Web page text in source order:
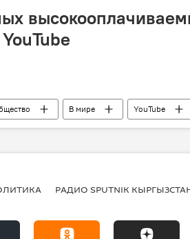
В мире YouTube
РАДИО SPUTNIK